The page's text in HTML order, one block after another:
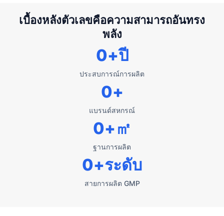
เบื้องหลังตัวเลขคือความสามารถอันทรง
พลัง
ประสบการณ์การผลิต
0+ปี
แบรนด์สหกรณ์
0+
ฐานการผลิต
0+㎡
สายการผลิต GMP
0+ระดับ